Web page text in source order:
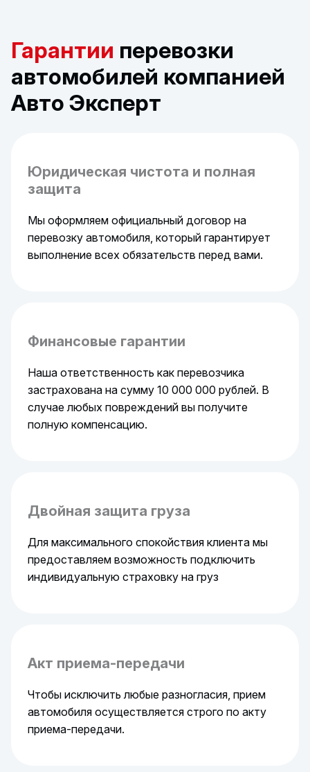
Гарантии перевозки
автомобилей компанией
Авто Эксперт
Юридическая чистота и полная
защита
Мы оформляем официальный договор на
перевозку автомобиля, который гарантирует
выполнение всех обязательств перед вами.
Финансовые гарантии
Наша ответственность как перевозчика
застрахована на сумму 10 000 000 рублей. В
случае любых повреждений вы получите
полную компенсацию.
Двойная защита груза
Для максимального спокойствия клиента мы
предоставляем возможность подключить
индивидуальную страховку на груз
Акт приема-передачи
Чтобы исключить любые разногласия, прием
автомобиля осуществляется строго по акту
приема-передачи.